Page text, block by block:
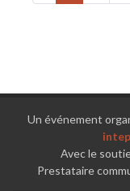
Un événement
Avec le
Prestataire